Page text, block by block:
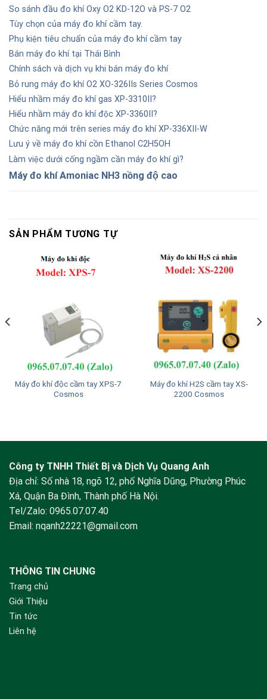
So sánh đầu đo khí Oxy O2 KD-12O và PS-7 O2
Tùy chọn của máy đo khí cầm tay.
Phụ kiện tiêu chuẩn của máy đo khí cầm tay
Bán máy đo khí tại Thái Bình
Chính sách và dịch vụ khi bán máy đo khí
Bỏ rung máy đo khí O2 XO-326IIs Series Cosmos
Hiểu nhầm máy đo khí gas XP-3310II?
Hiểu nhầm máy đo khí độc XP-3360II?
Chức năng mới trên series máy đo khí XP-336XII-W
Lưu ý về máy đo khí cồn Ethanol C2H5OH
Làm việc dưới cống ngầm cần máy đo khí gì?
Máy đo khí Amoniac NH3 nồng độ cao
SẢN PHẨM TƯƠNG TỰ
Máy đo khí độc cầm tay XPS-7
Cosmos
Máy đo khí H2S cầm tay XS-
2200 Cosmos
Công ty TNHH Thiết Bị và Dịch Vụ Quang Anh
Địa chỉ: Số nhà 18, ngõ 12, phố Nghĩa Dũng, Phường Phúc
Xá, Quận Ba Đình, Thành phố Hà Nội.
Tel/Zalo: 0965.07.07.40
Email: nqanh22221@gmail.com
THÔNG TIN CHUNG
Trang chủ
Giới Thiệu
Tin tức
Liên hệ